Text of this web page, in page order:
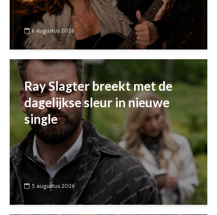
6 augustus 2026
Ray Slagter breekt met de
dagelijkse sleur in nieuwe
single
5 augustus 2026